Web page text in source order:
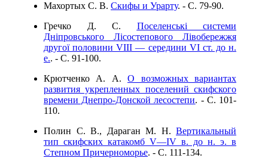
Махортых С. В. Скифы и Урарту. - C. 79-90.
Гречко Д. С. Поселенські системи
Дніпровського Лісостепового Лівобережжя
другої половини VIIІ — середини VІ ст. до н.
е.. - C. 91-100.
Крютченко А. А.О возможных вариантах
развития укрепленных поселений скифского
времени Днепро-Донской лесостепи. - C. 101-
110.
Полин С. В., Дараган М. Н. Вертикальный
тип скифских катакомб V—IV в. до н. э. в
Степном Причерноморье. - C. 111-134.